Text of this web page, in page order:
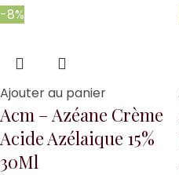
-8%
Ajouter au panier
Acm – Azéane Crème
Acide Azélaique 15%
30Ml